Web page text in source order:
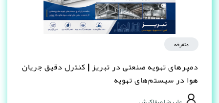
متفرقه
دمپرهای تهویه صنعتی در تبریز | کنترل دقیق جریان
هوا در سیستم‌های تهویه